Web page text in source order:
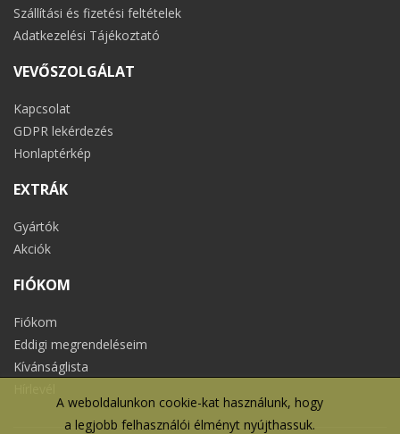
A weboldalunkon cookie-kat használunk, hogy
a legjobb felhasználói élményt nyújthassuk.
Szállítási és fizetési feltételek
Adatkezelési Tájékoztató
VEVŐSZOLGÁLAT
Kapcsolat
GDPR lekérdezés
Honlaptérkép
EXTRÁK
Gyártók
Akciók
FIÓKOM
Fiókom
Eddigi megrendeléseim
Kívánságlista